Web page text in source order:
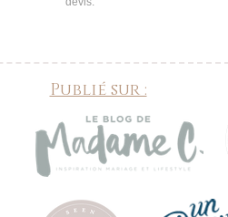
Publié sur :